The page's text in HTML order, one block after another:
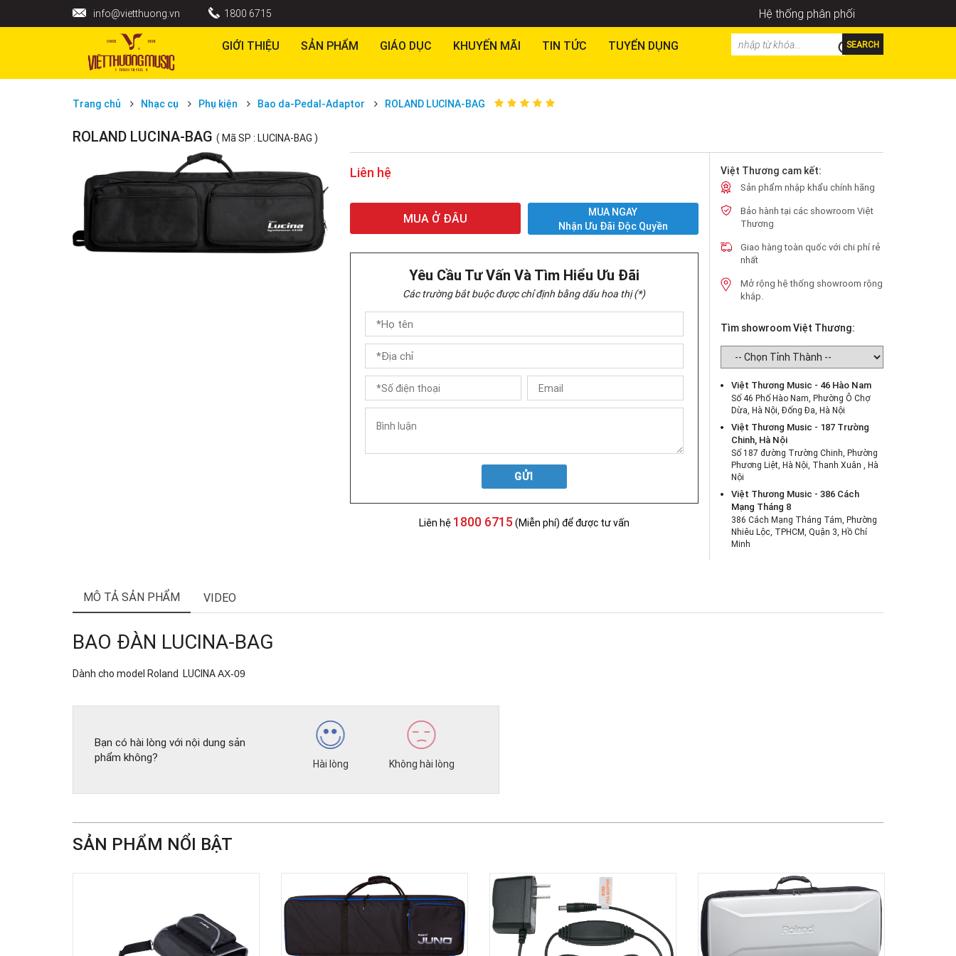
info@vietthuong.vn 1800 6715 Hệ thống phân phối
GIỚI THIỆU SẢN PHẨM GIÁO DỤC KHUYẾN MÃI TIN TỨC TUYỂN DỤNG SEARCH
Trang chủ Nhạc cụ Phụ kiện Bao da-Pedal-Adaptor ROLAND LUCINA-BAG
ROLAND LUCINA-BAG ( Mã SP : LUCINA-BAG )
Liên hệ
MUA Ở ĐÂU
MUA NGAY
Nhận Ưu Đãi Độc Quyền
Yêu Cầu Tư Vấn Và Tìm Hiểu Ưu Đãi
Các trường bắt buộc được chỉ định bằng dấu hoa thị (*)
GỬI
Liên hệ 1800 6715 (Miễn phí) để được tư vấn
Việt Thương cam kết:
Sản phẩm nhập khẩu chính hãng
Bảo hành tại các showroom Việt
Thương
Giao hàng toàn quốc với chi phí rẻ
nhất
Mở rộng hệ thống showroom rộng
khắp.
Tìm showroom Việt Thương:
Việt Thương Music - 46 Hào Nam
Số 46 Phố Hào Nam, Phường Ô Chợ
Dừa, Hà Nội, Đống Đa, Hà Nội
Việt Thương Music - 187 Trường
Chinh, Hà Nội
Số 187 đường Trường Chinh, Phường
Phương Liệt, Hà Nội, Thanh Xuân , Hà
Nội
Việt Thương Music - 386 Cách
Mạng Tháng 8
386 Cách Mạng Tháng Tám, Phường
Nhiêu Lộc, TPHCM, Quận 3, Hồ Chí
Minh
Việt Thương Music - 180 Võ Thị Sáu
Bích
442 Lũy Bán Bích, Phường Tân Phú,
TPHCM, Quận Tân Phú, Hồ Chí Minh
Việt Thương Music - 12 Quốc
Tầng G, Tòa nhà Thảo Điền Pearl, 12
Quốc Hương, Phường An Khánh,
MÔ TẢ SẢN PHẨM VIDEO
BAO ĐÀN LUCINA-BAG
Dành cho model Roland LUCINAAX-09
Bạn có hài lòng với nội dung sản
phẩm không?
Hài lòng Không hài lòng
SẢN PHẨM NỔI BẬT